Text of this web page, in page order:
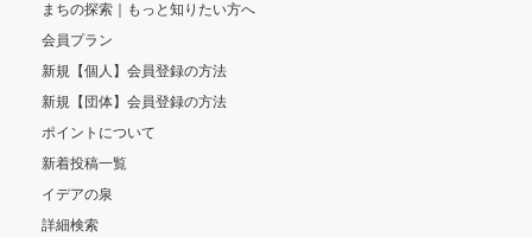
まちの探索｜もっと知りたい方へ
会員プラン
新規【個人】会員登録の方法
新規【団体】会員登録の方法
ポイントについて
新着投稿一覧
イデアの泉
詳細検索